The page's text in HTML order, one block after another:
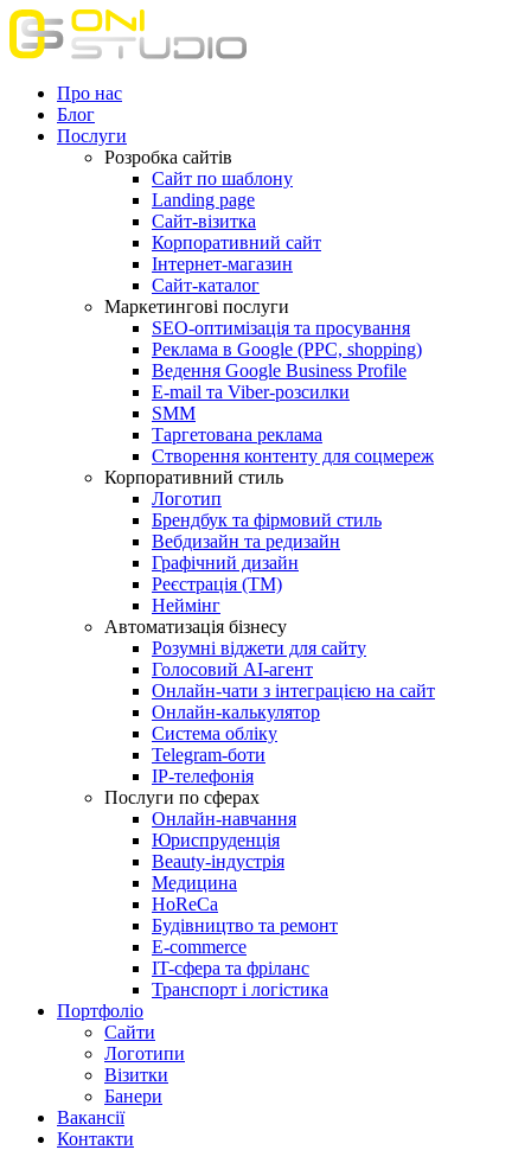
Про нас
Блог
Послуги
Розробка сайтів
Сайт по шаблону
Landing page
Сайт-візитка
Корпоративний сайт
Інтернет-магазин
Сайт-каталог
Маркетингові послуги
SEO-оптимізація та просування
Реклама в Google (PPC, shopping)
Ведення Google Business Profile
E-mail та Viber-розсилки
SMM
Таргетована реклама
Створення контенту для соцмереж
Корпоративний стиль
Логотип
Брендбук та фірмовий стиль
Вебдизайн та редизайн
Графічний дизайн
Реєстрація (ТМ)
Неймінг
Автоматизація бізнесу
Розумні віджети для сайту
Голосовий АІ-агент
Онлайн-чати з інтеграцією на сайт
Онлайн-калькулятор
Система обліку
Telegram-боти
IP-телефонія
Послуги по сферах
Онлайн-навчання
Юриспруденція
Beauty-індустрія
Медицина
HoReCa
Будівництво та ремонт
E-commerce
IT-сфера та фріланс
Транспорт і логістика
Портфоліо
Сайти
Логотипи
Візитки
Банери
Вакансії
Контакти